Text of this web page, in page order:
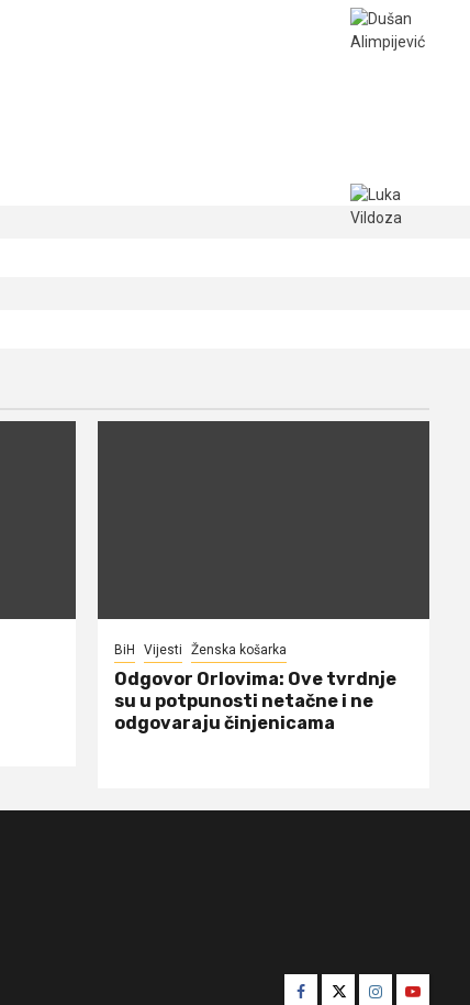
BiH Vijesti Ženska košarka
Odgovor Orlovima: ​Ove tvrdnje
su u potpunosti netačne i ne
odgovaraju činjenicama
Facebook
TwitterInstagram
Youtube